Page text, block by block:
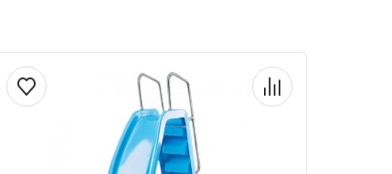
Строительные материалы